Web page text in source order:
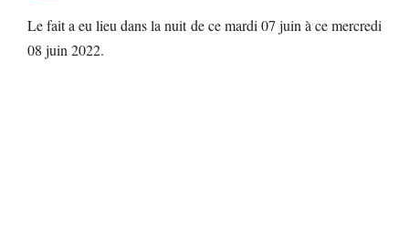
Le fait a eu lieu dans la nuit de ce mardi 07 juin à ce mercredi
08 juin 2022.